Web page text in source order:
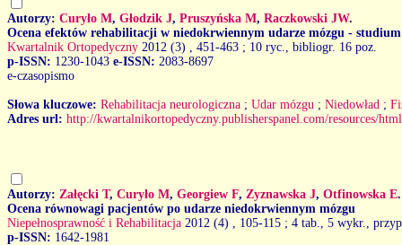
Autorzy: Curyło M, Głodzik J, Pruszyńska M, Raczkowski JW.
Ocena efektów rehabilitacji w niedokrwiennym udarze mózgu -
Kwartalnik Ortopedyczny 2012 (3)
, 451-463 ; 10 ryc., bibliogr. 16 poz.
p-ISSN: 1230-1043 e-ISSN: 2083-8697
e-czasopismo
Słowa kluczowe: Rehabilitacja neurologiczna ; Udar mózgu ; Niedowład ;
Adres url: http://kwartalnikortopedyczny.publisherspanel.com/resources/
Autorzy: Załęcki T, Curyło M, Georgiew F, Zyznawska J, Otfinowska E.
Ocena równowagi pacjentów po udarze niedokrwiennym mózgu
Niepełnosprawność i Rehabilitacja 2012 (4)
, 105-115 ; 4 tab., 5 wykr.,
p-ISSN: 1642-1981